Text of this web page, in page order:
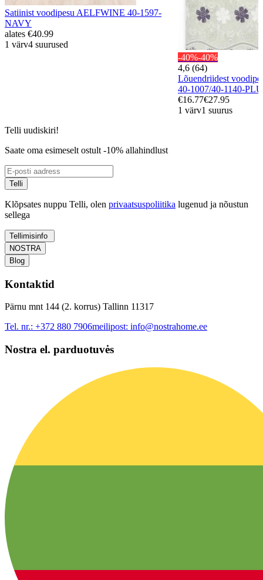
Satiinist voodipesu AELFWINE 40-1597-
NAVY
alates €40.99
1 värv4 suurused
-40%-40%
4,6 (64)
Lõuendriidest
40-1007/40-1140-
€16.77€27.95
1 värv1 suurus
Telli uudiskiri!
Saate oma esimeselt ostult -10% allahindlust
Telli
Klõpsates nuppu Telli, olen privaatsuspoliitika lugenud ja nõustun
sellega
Tellimisinfo
NOSTRA
Blog
Kontaktid
Pärnu mnt 144 (2. korrus) Tallinn 11317
Tel. nr.: +372 880 7906meilipost: info@nostrahome.ee
Nostra el. parduotuvės